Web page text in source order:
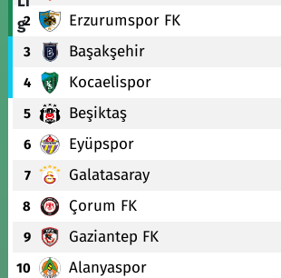
2 Erzurumspor FK
3 Başakşehir
4 Kocaelispor
5 Beşiktaş
6 Eyüpspor
7 Galatasaray
8 Çorum FK
9 Gaziantep FK
10 Alanyaspor